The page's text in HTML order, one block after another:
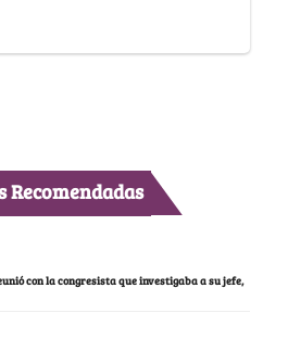
Recomendadas
con la congresista que investigaba a su jefe,